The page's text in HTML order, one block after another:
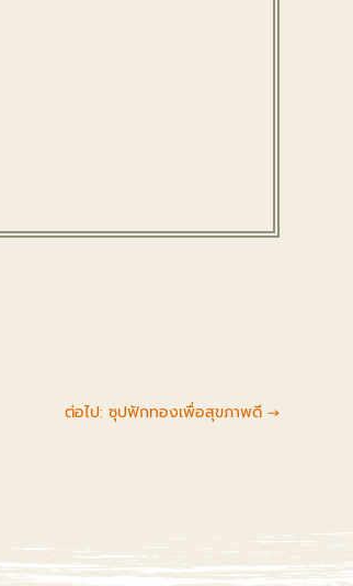
ต่อไป: ซุปฟักทองเพื่อสุขภาพดี→